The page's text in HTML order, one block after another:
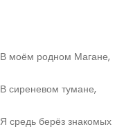
В моём родном Магане,
В сиреневом тумане,
Я средь берёз знакомых